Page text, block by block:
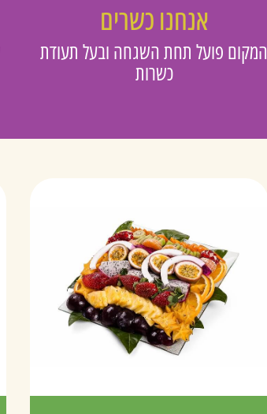
אנחנו כשרים
המקום פועל תחת השגחה ובעל תעודת
כשרות